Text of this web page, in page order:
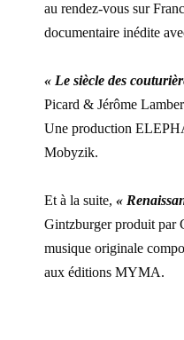
au rendez-vous sur
documentaire inédite
« Le siècle des
Picard & Jérôme
Une production
Mobyzik.
Et à la suite, «
Gintzburger produit par
musique originale
aux éditions MYMA.